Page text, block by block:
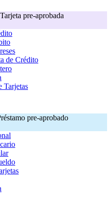
pre-aprobada
de Crédito
Tarjetas
pre-aprobado